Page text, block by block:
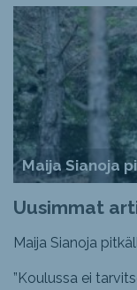
Maija Sianoja
Uusimmat
Maija Sianoja
”Koulussa ei